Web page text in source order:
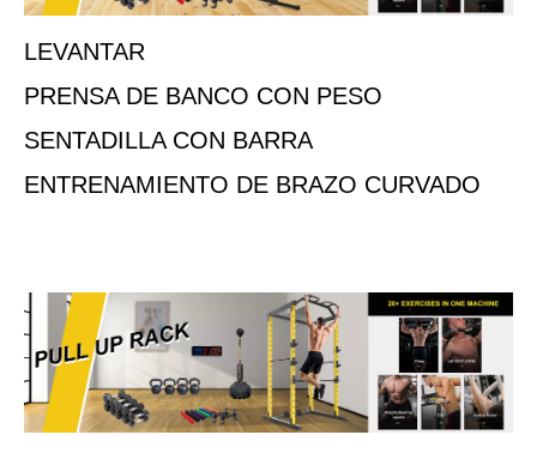
LEVANTAR
PRENSA DE BANCO CON PESO
SENTADILLA CON BARRA
ENTRENAMIENTO DE BRAZO CURVADO